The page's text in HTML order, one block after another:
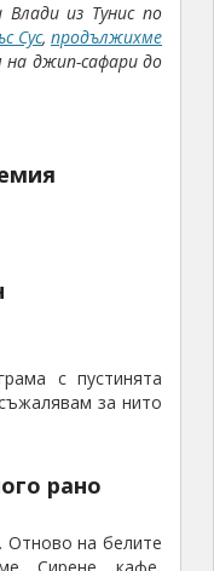
из Тунис по
Сус,продължихме
джип-сафари до
с пустинята
за нито
рано
Отново на белите